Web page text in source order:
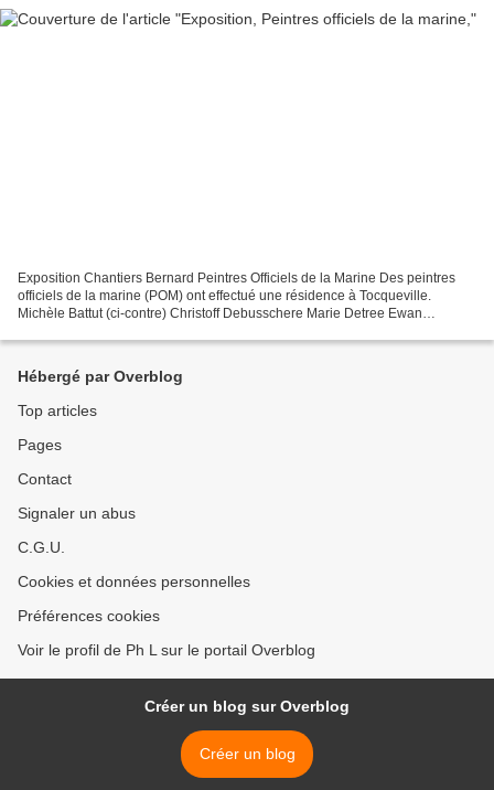
Exposition Chantiers Bernard Peintres Officiels de la Marine Des peintres
officiels de la marine (POM) ont effectué une résidence à Tocqueville.
Michèle Battut (ci-contre) Christoff Debusschere Marie Detree Ewan
Hébergé par Overblog
Top articles
Pages
Contact
Signaler un abus
C.G.U.
Cookies et données personnelles
Préférences cookies
Voir le profil de Ph L sur le portail Overblog
Créer un blog sur Overblog
Créer un blog